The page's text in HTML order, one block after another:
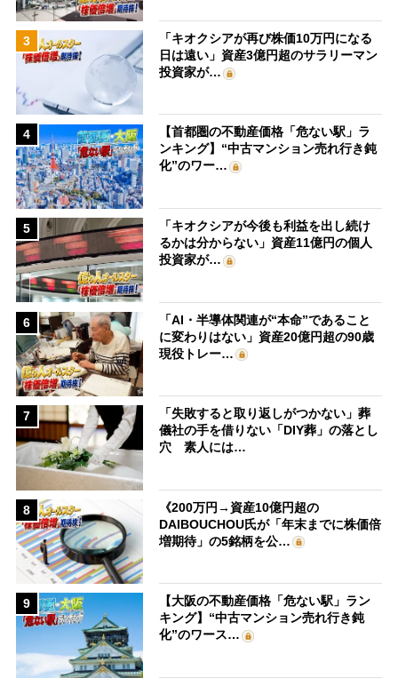
3
「キオクシアが再び株価10万円になる
日は遠い」資産3億円超のサラリーマン
投資家が…
4
【首都圏の不動産価格「危ない駅」ラ
ンキング】“中古マンション売れ行き鈍
化”のワー…
5
「キオクシアが今後も利益を出し続け
るかは分からない」資産11億円の個人
投資家が…
6
「AI・半導体関連が“本命”であること
に変わりはない」資産20億円超の90歳
現役トレー…
7
「失敗すると取り返しがつかない」葬
儀社の手を借りない「DIY葬」の落とし
穴 素人には…
8
《200万円→資産10億円超の
DAIBOUCHOU氏が「年末までに株価倍
増期待」の5銘柄を公…
9
【大阪の不動産価格「危ない駅」ラン
キング】“中古マンション売れ行き鈍
化”のワース…